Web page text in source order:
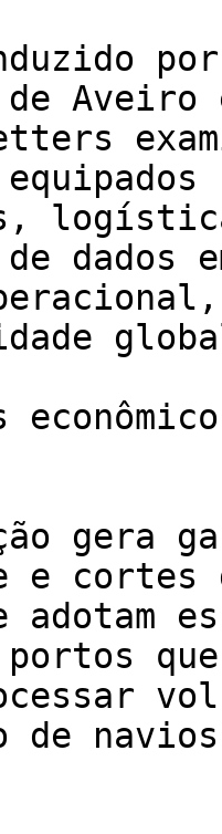
de
dados
gera
e cortes
adotam
que
de navios